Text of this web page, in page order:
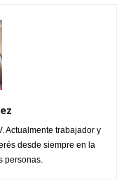
Actualmente trabajador y
desde siempre en la
personas.